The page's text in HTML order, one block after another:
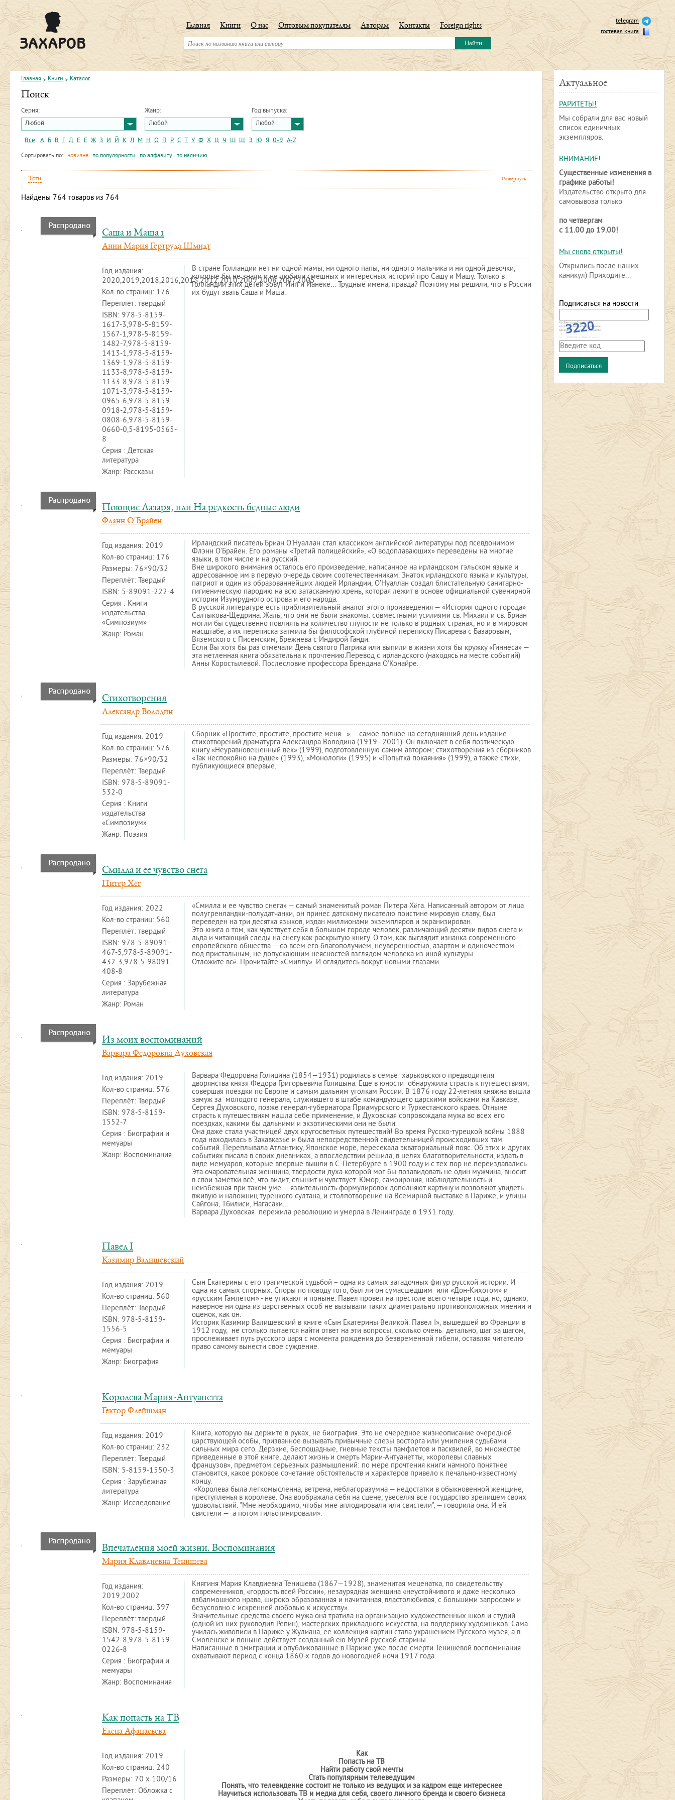
telegram
гостевая книга
Главная Книги О нас Оптовым покупателям Авторам Контакты Foreign rights
Главная Книги Каталог
Поиск
Серия:
Любой
Жанр:
Любой
Год выпуска:
Любой
Все: А Б В Г Д Е Ё Ж З И Й К Л М Н О П Р С Т У Ф Х Ц Ч Ш Щ Э Ю Я 0-9 A-Z
Сортировать по: новизне по популярности по алфавиту по наличию
Теги Развернуть
Найдены 764 товаров из 764
Саша и Маша 1
Анни Мария Гертруда Шмидт
Год издания:
2020,2019,2018,2016,2013,2012,2010,2009,2008,2007,2005
Кол-во страниц: 176
Переплёт: твердый
ISBN: 978-5-8159-
1617-3,978-5-8159-
1567-1,978-5-8159-
1482-7,978-5-8159-
1413-1,978-5-8159-
1369-1,978-5-8159-
1133-8,978-5-8159-
1133-8,978-5-8159-
1071-3,978-5-8159-
0965-6,978-5-8159-
0918-2,978-5-8159-
0808-6,978-5-8159-
0660-0,5-8195-0565-
8
Серия : Детская
литература
Жанр: Рассказы
В стране Голландии нет ни одной мамы, ни одного папы, ни одного мальчика и ни одной девочки,
которые бы не знали и не любили смешных и интересных историй про Сашу и Машу. Только в
Голландии этих детей зовут Йип и Йанеке… Трудные имена, правда? Поэтому мы решили, что в России
их будут звать Саша и Маша.
Поющие Лазаря, или На редкость бедные люди
Фланн О'Брайен
Год издания: 2019
Кол-во страниц: 176
Размеры: 76×90/32
Переплёт: Твердый
ISBN: 5-89091-222-4
Серия : Книги
издательства
«Симпозиум»
Жанр: Роман
Ирландский писатель Бриан О’Нуаллан стал классиком английской литературы под псевдонимом
Флэнн О’Брайен. Его романы «Третий полицейский», «О водоплавающих» переведены на многие
языки, в том числе и на русский.
Вне широкого внимания осталось его произведение, написанное на ирландском гэльском языке и
адресованное им в первую очередь своим соотечественникам. Знаток ирландского языка и культуры,
патриот и один из образованнейших людей Ирландии, О’Нуаллан создал блистательную санитарно-
гигиеническую пародию на всю затасканную хрень, которая лежит в основе официальной сувенирной
истории Изумрудного острова и его народа.
В русской литературе есть приблизительный аналог этого произведения — «История одного города»
Салтыкова-Щедрина. Жаль, что они не были знакомы: совместными усилиями св. Михаил и св. Бриан
могли бы существенно повлиять на количество глупости не только в родных странах, но и в мировом
масштабе, а их переписка затмила бы философской глубиной переписку Писарева с Базаровым,
Вяземского с Писемским, Брежнева с Индирой Ганди.
Если Вы хотя бы раз отмечали День святого Патрика или выпили в жизни хотя бы кружку «Гиннеса» —
эта нетленная книга обязательна к прочтению.Перевод с ирландского (находясь на месте событий)
Анны Коростылевой. Послесловие профессора Брендана О’Конайре.
Стихотворения
Александр Володин
Год издания: 2019
Кол-во страниц: 576
Размеры: 76×90/32
Переплёт: Твердый
ISBN: 978-5-89091-
532-0
Серия : Книги
издательства
«Симпозиум»
Жанр: Поэзия
Сборник «Простите, простите, простите меня…» — самое полное на сегодняшний день издание
стихотворений драматурга Александра Володина (1919–2001). Он включает в себя поэтическую
книгу «Неуравновешенный век» (1999), подготовленную самим автором; стихотворения из сборников
«Так неспокойно на душе» (1993), «Монологи» (1995) и «Попытка покаяния» (1999), а также стихи,
публикующиеся впервые.
Смилла и ее чувство снега
Питер Хёг
Год издания: 2022
Кол-во страниц: 560
Переплёт: твердый
ISBN: 978-5-89091-
467-5,978-5-89091-
432-3,978-5-98091-
408-8
Серия : Зарубежная
литература
Жанр: Роман
«Смилла и ее чувство снега» — самый знаменитый роман Питера Хëга. Написанный автором от лица
полугренландки-полудатчанки, он принес датскому писателю поистине мировую славу, был
переведен на три десятка языков, издан миллионами экземпляров и экранизирован.
Это книга о том, как чувствует себя в большом городе человек, различающий десятки видов снега и
льда и читающий следы на снегу как раскрытую книгу. О том, как выглядит изнанка современного
европейского общества — со всем его благополучием, неуверенностью, азартом и одиночеством —
под пристальным, не допускающим неясностей взглядом человека из иной культуры.
Отложите всë. Прочитайте «Смиллу». И оглядитесь вокруг новыми глазами.
Из моих воспоминаний
Варвара Федоровна Духовская
Год издания: 2019
Кол-во страниц: 576
Переплёт: Твердый
ISBN: 978-5-8159-
1552-7
Серия : Биографии и
мемуары
Жанр: Воспоминания
Варвара Федоровна Голицина (1854—1931) родилась в семье харьковского предводителя
дворянства князя Федора Григорьевича Голицына. Еще в юности обнаружила страсть к путешествиям,
совершая поездки по Европе и самым дальним уголкам России. В 1876 году 22-летняя княжна вышла
замуж за молодого генерала, служившего в штабе командующего царскими войсками на Кавказе,
Сергея Духовского, позже генерал-губернатора Приамурского и Туркестанского краев. Отныне
страсть к путешествиям нашла себе применение, и Духовская сопровождала мужа во всех его
поездках, какими бы дальними и экзотическими они не были.
Она даже стала участницей двух кругосветных путешествий! Во время Русско-турецкой войны 1888
года находилась в Закавказье и была непосредственной свидетельницей происходивших там
событий. Переплывала Атлантику, Японское море, пересекала экваториальный пояс. Об этих и других
событиях писала в своих дневниках, а впоследствии решила, в целях благотворительности, издать в
виде мемуаров, которые впервые вышли в С.-Петербурге в 1900 году и с тех пор не переиздавались.
Эта очаровательная женщина, твердости духа которой мог бы позавидовать не один мужчина, вносит
в свои заметки всё, что видит, слышит и чувствует. Юмор, самоирония, наблюдательность и —
неизбежная при таком уме — язвительность формулировок дополняют картину и позволяют увидеть
вживую и наложниц турецкого султана, и столпотворение на Всемирной выставке в Париже, и улицы
Сайгона, Тбилиси, Нагасаки...
Варвара Духовская пережила революцию и умерла в Ленинграде в 1931 году.
Павел I
Казимир Валишевский
Год издания: 2019
Кол-во страниц: 560
Переплёт: Твердый
ISBN: 978-5-8159-
1556-5
Серия : Биографии и
мемуары
Жанр: Биография
Сын Екатерины с его трагической судьбой – одна из самых загадочных фигур русской истории. И
одна из самых спорных. Споры по поводу того, был ли он сумасшедшим или «Дон-Кихотом» и
«русским Гамлетом» - не утихают и поныне. Павел провел на престоле всего четыре года, но, однако,
наверное ни одна из царственных особ не вызывали таких диаметрально противоположных мнении и
оценок, как он.
Историк Казимир Валишевский в книге «Сын Екатерины Великой. Павел I», вышедшей во Франции в
1912 году, не столько пытается найти ответ на эти вопросы, сколько очень детально, шаг за шагом,
прослеживает путь русского царя с момента рождения до безвременной гибели, оставляя читателю
право самому вынести свое суждение.
Королева Мария-Антуанетта
Гектор Флейшман
Год издания: 2019
Кол-во страниц: 232
Переплёт: Твердый
ISBN: 5-8159-1550-3
Серия : Зарубежная
литература
Жанр: Исследование
Книга, которую вы держите в руках, не биография. Это не очередное жизнеописание очередной
царствующей особы, призванное вызывать привычные слезы восторга или умиления судьбами
сильных мира сего. Дерзкие, беспощадные, гневные тексты памфлетов и пасквилей, во множестве
приведенные в этой книге, делают жизнь и смерть Марии-Антуанетты, «королевы славных
французов», предметом серьезных размышлений: по мере прочтения книги намного понятнее
становится, какое роковое сочетание обстоятельств и характеров привело к печально-известному
концу.
«Королева была легкомысленна, ветрена, неблагоразумна — недостатки в обыкновенной женщине,
преступленья в королеве. Она воображала себя на сцене, увеселяя всё государство зрелищем своих
удовольствий. "Мне необходимо, чтобы мне аплодировали или свистели", — говорила она. И ей
свистели — а потом гильотинировали».
Впечатления моей жизни. Воспоминания
Мария Клавдиевна Тенишева
Год издания:
2019,2002
Кол-во страниц: 397
Переплёт: твердый
ISBN: 978-5-8159-
1542-8,978-5-8159-
0226-8
Серия : Биографии и
мемуары
Жанр: Воспоминания
Княгиня Мария Клавдиевна Тенишева (1867—1928), знаменитая меценатка, по свидетельству
современников, «гордость всей России», незаурядная женщина «неустойчивого и даже несколько
взбалмошного нрава, широко образованная и начитанная, властолюбивая, с большими запросами и
безусловно с искренней любовью к искусству».
Значительные средства своего мужа она тратила на организацию художественных школ и студий
(одной из них руководил Репин), мастерских прикладного искусства, на поддержку художников. Сама
училась живописи в Париже у Жулиана, ее коллекция картин стала украшением Русского музея, а в
Смоленске и поныне действует созданный ею Музей русской старины.
Написанные в эмиграции и опубликованные в Париже уже после смерти Тенишевой воспоминания
охватывают период с конца 1860-х годов до новогодней ночи 1917 года.
Как попасть на ТВ
Елена Афанасьева
Год издания: 2019
Кол-во страниц: 240
Размеры: 70 x 100/16
Переплёт: Обложка с
Как
Попасть на ТВ
Найти работу свой мечты
Стать популярным телеведущим
Понять, что телевидение состоит не толькоиз ведущих и за кадром еще интереснее
Научиться использовать ТВ и медиа для себя, своего личного бренда и своего бизнеса
Актуальное
РАРИТЕТЫ!
Мы собрали для вас новый
список единичных
экземпляров.
ВНИМАНИЕ!
Существенные изменения в
графике работы!
Издательство открыто для
самовывоза только
по четвергам
с 11.00 до 19.00!
Мы снова открыты!
Открылись после наших
каникул) Приходите...
Подписаться на новости